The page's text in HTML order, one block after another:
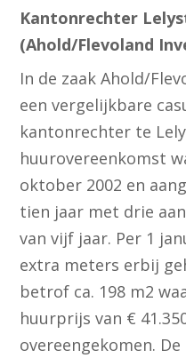
Kantonrechter
(Ahold/Flevoland
In de zaak Ahold/
een vergelijkbare
kantonrechter te
huurovereenkomst
oktober 2002 en
tien jaar met drie
van vijf jaar. Per 1
extra meters erbij
betrof ca. 198 m2
huurprijs van €
overeengekomen.